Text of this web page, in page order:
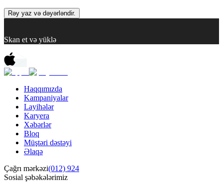
Rəy yaz və dəyərləndir.
Skan et və yüklə
Haqqımızda
Kampaniyalar
Layihələr
Karyera
Xəbərlər
Bloq
Müştəri dəstəyi
Əlaqə
Çağrı mərkəzi(012) 924
Sosial şəbəkələrimiz